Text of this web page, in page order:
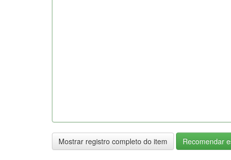
Mostrar registro completo do item Recomendar